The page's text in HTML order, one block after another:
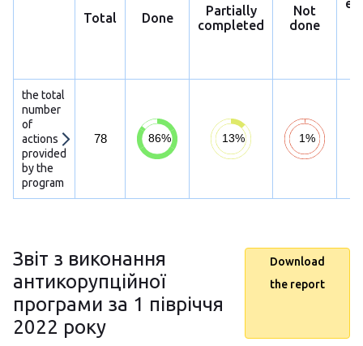
Total Done
Partially
completed
Not
done
the total
number
of
actions
provided
by the
program
78
Звіт з виконання
антикорупційної
програми за 1 півріччя
2022 року
Download
the report